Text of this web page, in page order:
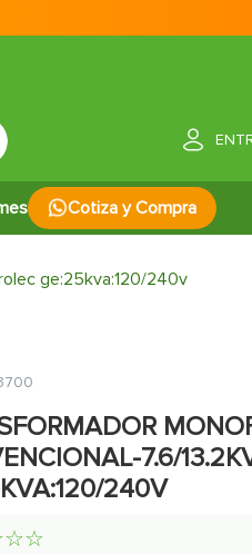
Cotiza y Compra
ge:25kva:120/240v
7.6/
240V
☆☆